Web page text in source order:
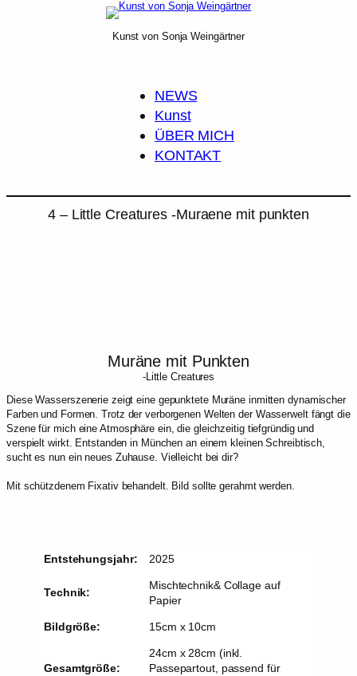
Kunst von Sonja Weingärtner
NEWS
Kunst
ÜBER MICH
KONTAKT
4 – Little Creatures -Muraene mit punkten
Muräne mit Punkten
-Little Creatures
Diese Wasserszenerie zeigt eine gepunktete Muräne inmitten dynamischer
Farben und Formen. Trotz der verborgenen Welten der Wasserwelt fängt die
Szene für mich eine Atmosphäre ein, die gleichzeitig tiefgründig und
verspielt wirkt. Entstanden in München an einem kleinen Schreibtisch,
sucht es nun ein neues Zuhause. Vielleicht bei dir?
Mit schützdenem Fixativ behandelt. Bild sollte gerahmt werden.
Entstehungsjahr: 2025
Technik:
Mischtechnik& Collage auf
Papier
Bildgröße: 15cm x 10cm
Gesamtgröße:
24cm x 28cm (inkl.
Passepartout, passend für